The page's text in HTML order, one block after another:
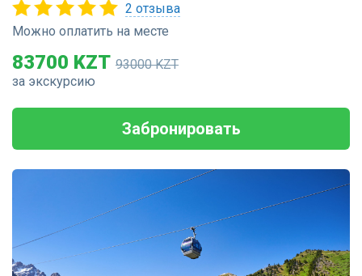
2 отзыва
Можно оплатить на месте
83700 KZT 93000 KZT
за экскурсию
Забронировать